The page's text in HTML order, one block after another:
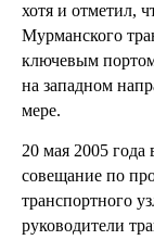
хотя и отметил,
Мурманского
ключевым
на западном
мере.
20 мая 2005 года
совещание по
транспортного
руководители